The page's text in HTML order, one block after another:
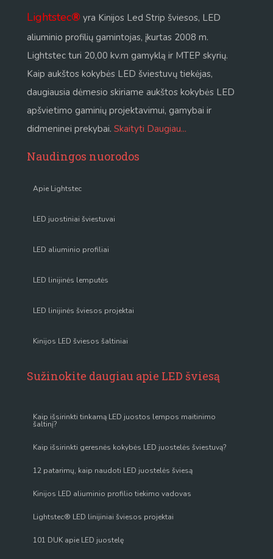
Lightstec® yra Kinijos Led Strip šviesos, LED
aliuminio profilių gamintojas, įkurtas 2008 m.
Lightstec turi 20,00 kv.m gamyklą ir MTEP skyrių.
Kaip aukštos kokybės LED šviestuvų tiekėjas,
daugiausia dėmesio skiriame aukštos kokybės LED
apšvietimo gaminių projektavimui, gamybai ir
didmeninei prekybai. Skaityti Daugiau...
Naudingos nuorodos
Apie Lightstec
LED juostiniai šviestuvai
LED aliuminio profiliai
LED linijinės lemputės
LED linijinės šviesos projektai
Kinijos LED šviesos šaltiniai
Sužinokite daugiau apie LED šviesą
Kaip išsirinkti tinkamą LED juostos lempos maitinimo
šaltinį?
Kaip išsirinkti geresnės kokybės LED juostelės šviestuvą?
12 patarimų, kaip naudoti LED juostelės šviesą
Kinijos LED aliuminio profilio tiekimo vadovas
Lightstec® LED linijiniai šviesos projektai
101 DUK apie LED juostelę